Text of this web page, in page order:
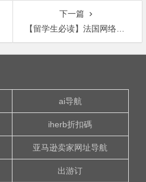
下一篇
【留学生必读】法国网络办理及退网全攻略
ai导航
iherb折扣碼
亚马逊卖家网址导航
出游订